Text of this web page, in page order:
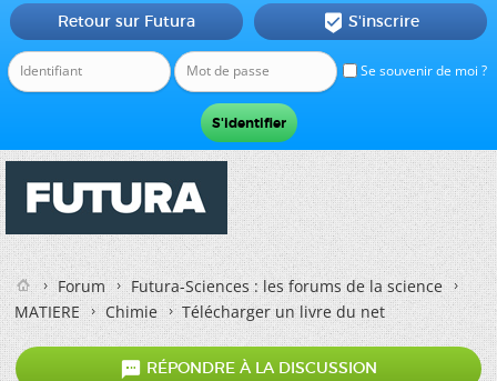
Se souvenir de moi ?
Retour sur Futura  S'inscrire
Forum
Futura-Sciences : les forums de la science
MATIERE
Chimie Télécharger un livre du net
 RÉPONDRE À LA DISCUSSION